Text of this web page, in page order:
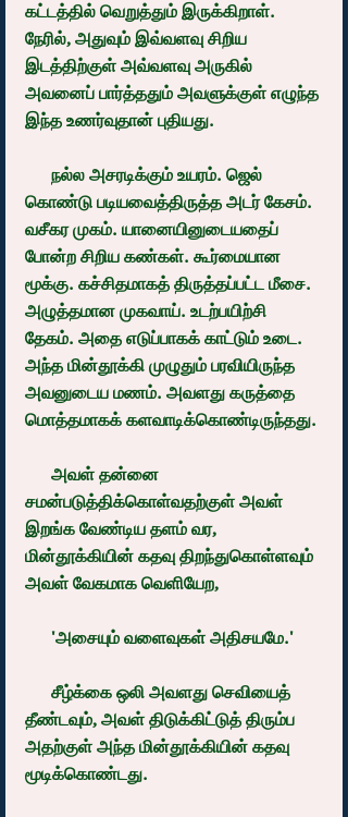
கட்டத்தில் வெறுத்தும் இருக்கிறாள்.
நேரில், அதுவும் இவ்வளவு சிறிய
இடத்திற்குள் அவ்வளவு அருகில்
அவனைப் பார்த்ததும் அவளுக்குள் எழுந்த
இந்த உணர்வுதான் புதியது.
கொண்டு படியவைத்திருத்த அடர் கேசம்.
வசீகர முகம். யானையினுடையதைப்
போன்ற சிறிய கண்கள். கூர்மையான
மூக்கு. கச்சிதமாகத் திருத்தப்பட்ட மீசை.
அழுத்தமான முகவாய். உடற்பயிற்சி
தேகம். அதை எடுப்பாகக் காட்டும் உடை.
அந்த மின்தூக்கி முழுதும் பரவியிருந்த
அவனுடைய மணம். அவளது கருத்தை
மொத்தமாகக் களவாடிக்கொண்டிருந்தது.
சமன்படுத்திக்கொள்வதற்குள் அவள்
இறங்க வேண்டிய தளம் வர,
மின்தூக்கியின் கதவு திறந்துகொள்ளவும்
அவள் வேகமாக வெளியேற,
      'அசையும் வளைவுகள் அதிசயமே.'
தீண்டவும், அவள் திடுக்கிட்டுத் திரும்ப
அதற்குள் அந்த மின்தூக்கியின் கதவு
மூடிக்கொண்டது.